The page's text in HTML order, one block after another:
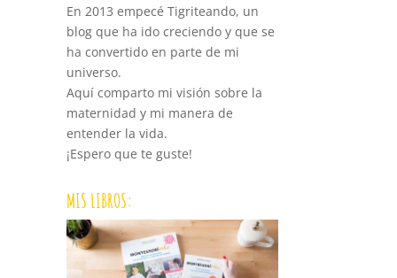
En 2013 empecé Tigriteando, un
blog que ha ido creciendo y que se
ha convertido en parte de mi
universo.
Aquí comparto mi visión sobre la
maternidad y mi manera de
entender la vida.
¡Espero que te guste!
MIS LIBROS: